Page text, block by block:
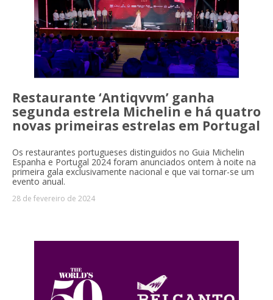
Restaurante ‘Antiqvvm’ ganha
segunda estrela Michelin e há quatro
novas primeiras estrelas em Portugal
Os restaurantes portugueses distinguidos no Guia Michelin
Espanha e Portugal 2024 foram anunciados ontem à noite na
primeira gala exclusivamente nacional e que vai tornar-se um
evento anual.
28 de fevereiro de 2024